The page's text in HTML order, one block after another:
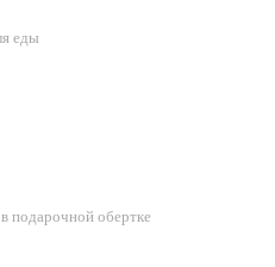
еды
подарочной обертке